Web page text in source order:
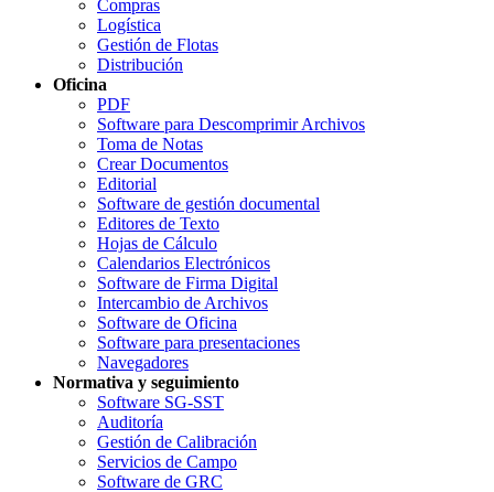
Compras
Logística
Gestión de Flotas
Distribución
Oficina
PDF
Software para Descomprimir Archivos
Toma de Notas
Crear Documentos
Editorial
Software de gestión documental
Editores de Texto
Hojas de Cálculo
Calendarios Electrónicos
Software de Firma Digital
Intercambio de Archivos
Software de Oficina
Software para presentaciones
Navegadores
Normativa y seguimiento
Software SG-SST
Auditoría
Gestión de Calibración
Servicios de Campo
Software de GRC